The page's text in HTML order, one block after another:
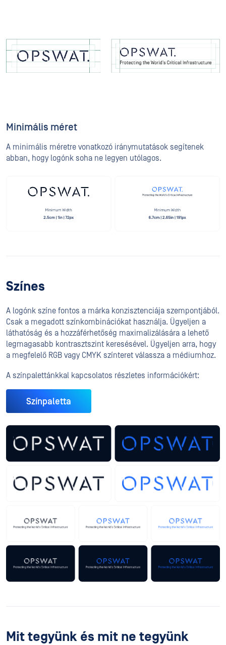
Minimális méret
A minimális méretre vonatkozó iránymutatások segítenek
abban, hogy logónk soha ne legyen utólagos.
Színes
A logónk színe fontos a márka konzisztenciája szempontjából.
Csak a megadott színkombinációkat használja. Ügyeljen a
láthatóság és a hozzáférhetőség maximalizálására a lehető
legmagasabb kontrasztszint keresésével. Ügyeljen arra, hogy
a megfelelő RGB vagy CMYK színteret válassza a médiumhoz.
A színpalettánkkal kapcsolatos részletes információkért:
Színpaletta
Mit tegyünk és mit ne tegyünk